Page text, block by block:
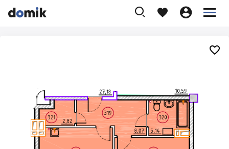


    


